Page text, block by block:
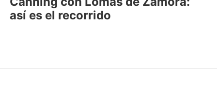
así es el recorrido